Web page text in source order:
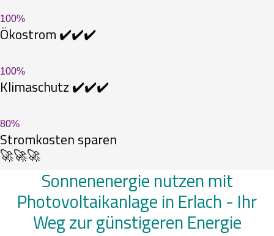
100%
Ökostrom ✔️✔️✔️
100%
Klimaschutz ✔️✔️✔️
80%
Stromkosten sparen
🚀🚀🚀
Sonnenenergie nutzen mit
Photovoltaikanlage in Erlach - Ihr
Weg zur günstigeren Energie